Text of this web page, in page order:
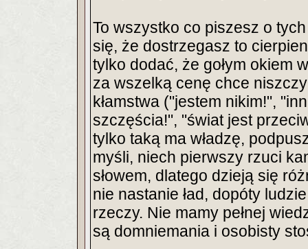
To wszystko co piszesz o
się, że dostrzegasz to
tylko dodać, że gołym okiem
za wszelką cenę chce
kłamstwa ("jestem nikim!",
szczęścia!", "świat jest
tylko taką ma władzę,
myśli, niech pierwszy rzuci
słowem, dlatego dzieją się
nie nastanie ład, dopóty
rzeczy. Nie mamy pełnej
są domniemania i osobisty